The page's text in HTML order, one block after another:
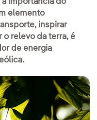
importância do
elemento
inspirar
relevo da terra, é
de energia